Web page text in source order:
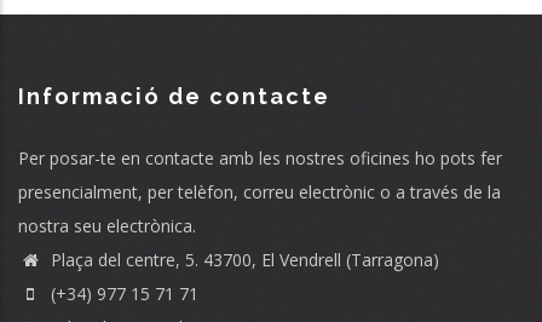
Informació de contacte
Per posar-te en contacte amb les nostres oficines ho pots fer
presencialment, per telèfon, correu electrònic o a través de la
nostra seu electrònica.
Plaça del centre, 5. 43700, El Vendrell (Tarragona)
(+34) 977 15 71 71